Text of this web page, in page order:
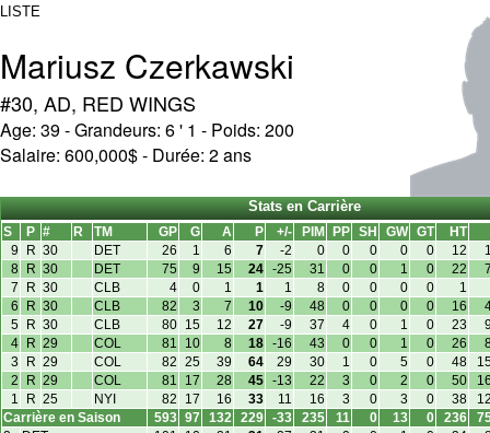
LISTE
Mariusz Czerkawski
#30, AD, RED WINGS
Age: 39 - Grandeurs: 6 ' 1 - Poids: 200
Salaire: 600,000$ - Durée: 2 ans
Stats en Carrière
S P # R TM GP G A P +/- PIM PP SH GW GT
HT
9
R 30 DET 26 1 6 7 -2 0 0 0 0 0 12
8
R 30 DET 75 9 15 24 -25 31 0 0 1 0 22
7
R 30 CLB 4 0 1 1 1 8 0 0 0 0
1
6
R 30 CLB 82 3 7 10 -9 48 0 0 0 0 16
5
R 30 CLB 80 15 12 27 -9 37 4 0 1 0 23
4
R 29 COL 81 10 8 18 -16 43 0 0 1 0 26
3
R 29 COL 82 25 39 64 29 30 1 0 5 0 48
2
R 29 COL 81 17 28 45 -13 22 3 0 2 0 50
1
R 25 NYI 82 17 16 33 11 16 3 0 3 0 38
Carrière en Saison
593 97 132 229 -33 235 11 0 13 0 236